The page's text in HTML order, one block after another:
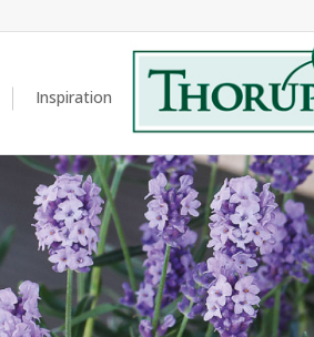
Inspiration